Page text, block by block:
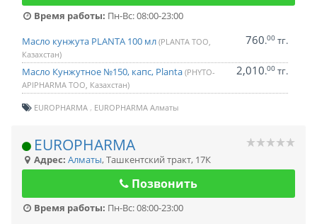
Время работы: Пн-Вс: 08:00-23:00
Масло кунжута PLANTA 100 мл (PLANTA ТОО,
Казахстан)
760.00 тг.
Масло Кунжутное №150, капс, Planta (PHYTO-
APIPHARMA ТОО, Казахстан)
2,010.00 тг.
EUROPHARMA EUROPHARMA Алматы
EUROPHARMA
Адрес: Алматы,Ташкентский тракт, 17К
Позвонить
Время работы: Пн-Вс: 08:00-23:00